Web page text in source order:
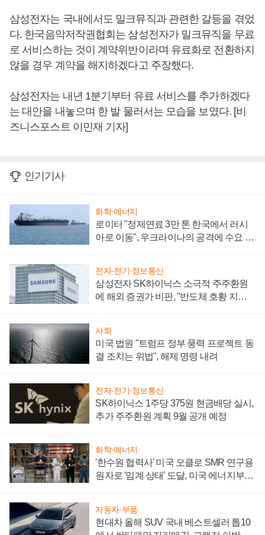
삼성전자는 국내에서도 밀크뮤직과 관련한 갈등을 겪었
다. 한국음악저작권협회는 삼성전자가 밀크뮤직을 무료
로 서비스하는 것이 계약위반이라며 유료화로 전환하지
않을 경우 계약을 해지하겠다고 주장했다.
삼성전자는 내년 1분기부터 유료 서비스를 추가하겠다
는 대안을 내놓으며 한 발 물러서는 모습을 보였다. [비
즈니스포스트 이민재 기자]
인기기사
화학·에너지
로이터 "정제연료 3만 톤 한국에서 러시
아로 이동", 우크라이나의 공격에 수요 늘
전자·전기·정보통신
삼성전자 SK하이닉스 소극적 주주환원
에 해외 증권가 비판, "반도체 호황 지속
사회
미국 법원 "트럼프 정부 풍력 프로젝트 동
결 조치는 위법", 해제 명령 내려
전자·전기·정보통신
SK하이닉스 1주당 375원 현금배당 실시,
추가 주주환원 계획 9월 공개 예정
화학·에너지
'한수원 협력사' 미국 오클로 SMR 연구용
원자로 '임계 상태' 도달, 미국 에너지부
자동차·부품
현대차 올해 SUV 국내 베스트셀러 톱10